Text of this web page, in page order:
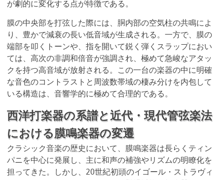
が劇的に変化する点が特徴である。
膜の中央部を打弦した際には、胴内部の空気柱の共鳴によ
り、豊かで減衰の長い低音域が生成される。一方で、膜の
端部を叩くトーンや、指を開いて鋭く弾くスラップにおい
ては、高次の非調和倍音が強調され、極めて急峻なアタッ
クを持つ高音域が放射される。この一台の楽器の中に明確
な音色のコントラストと周波数帯域の棲み分けを内包して
いる構造は、音響学的に極めて合理的である。
西洋打楽器の系譜と近代・現代管弦楽法
における膜鳴楽器の変遷
クラシック音楽の歴史において、膜鳴楽器は長らくティン
パニを中心に発展し、主に和声の補強やリズムの明瞭化を
担ってきた。しかし、20世紀初頭のイゴール・ストラヴィ